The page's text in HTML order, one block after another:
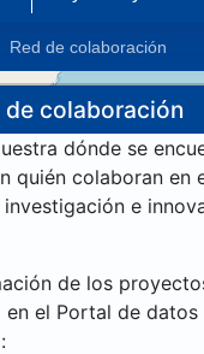
Red de colaboración
de colaboración
dónde se
quién colaboran en
e
de los
el Portal de